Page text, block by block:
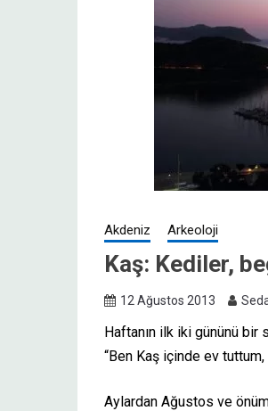
Akdeniz Arkeoloji
Kaş: Kediler,
12 Ağustos 2013
Haftanın ilk iki gününü bir
“Ben Kaş içinde ev
Aylardan Ağustos ve